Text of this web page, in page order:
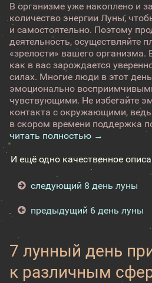
В организме уже накоплено и
количество энергии Луны,
и самостоятельно. Поэтому
деятельность, осуществляйте
«зрелости» вашего организма.
как в вас зарождается
силах. Многие люди в этот
эмоционально
чувствующими. Не избегайте
контакта с окружающими,
в скором времени поддержка
читать полностью →
И ещё одно качественное
следующий 8 день луны
предыдущий 6 день луны
7 лунный день
к различным